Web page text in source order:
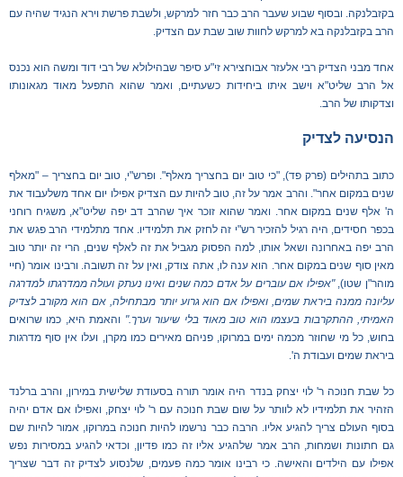
בקזבלנקה. ובסוף שבוע שעבר הרב כבר חזר למרקש, ולשבת פרשת וירא הנגיד שהיה עם
הרב בקזבלנקה בא למרקש לחוות שוב שבת עם הצדיק.
אחד מבני הצדיק רבי אלעזר אבוחצירא זי"ע סיפר שבהילולא של רבי דוד ומשה הוא נכנס
אל הרב שליט"א וישב איתו ביחידות כשעתיים, ואמר שהוא התפעל מאוד מגאונותו
וצדקותו של הרב.
הנסיעה לצדיק
כתוב בתהילים (פרק פד), "כי טוב יום בחצריך מאלף". ופרש"י, טוב יום בחצריך – "מאלף
שנים במקום אחר". והרב אמר על זה, טוב להיות עם הצדיק אפילו יום אחד משלעבוד את
ה' אלף שנים במקום אחר. ואמר שהוא זוכר איך שהרב דב יפה שליט"א, משגיח רוחני
בכפר חסידים, היה רגיל להזכיר רש"י זה לחזק את תלמידיו. אחד מתלמידי הרב פגש את
הרב יפה באחרונה ושאל אותו, למה הפסוק מגביל את זה לאלף שנים, הרי זה יותר טוב
מאין סוף שנים במקום אחר. הוא ענה לו, אתה צודק, ואין על זה תשובה. ורבינו אומר (חיי
מוהר"ן שטו),"אפילו אם עוברים על אדם כמה שנים ואינו נעתק ועולה ממדרגתו למדרגה
עליונה ממנה ביראת שמים, ואפילו אם הוא גרוע יותר מבתחילה, אם הוא מקורב לצדיק
האמיתי, ההתקרבות בעצמו הוא טוב מאוד בלי שיעור וערך." והאמת היא, כמו שרואים
בחוש, כל מי שחוזר מכמה ימים במרוקו, פניהם מאירים כמו מקרן, ועלו אין סוף מדרגות
ביראת שמים ועבודת ה'.
כל שבת חנוכה ר' לוי יצחק בנדר היה אומר תורה בסעודת שלישית במירון, והרב ברלנד
הזהיר את תלמידיו לא לוותר על שום שבת חנוכה עם ר' לוי יצחק, ואפילו אם אדם יהיה
בסוף העולם צריך להגיע אליו. הרבה כבר נרשמו להיות חנוכה במרוקו, אמור להיות שם
גם חתונות ושמחות, הרב אמר שלהגיע אליו זה כמו פדיון, וכדאי להגיע במסירות נפש
אפילו עם הילדים והאישה. כי רבינו אומר כמה פעמים, שלנסוע לצדיק זה דבר שצריך